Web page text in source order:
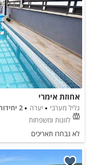
אחוזת אימרי
גליל מערבי יערה
2 יחידות
לזוגות ומשפחות
לא נבחרו תאריכים